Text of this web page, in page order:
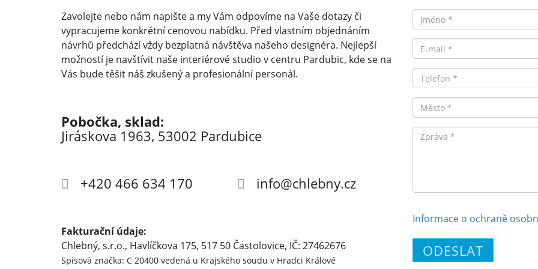
Zavolejte nebo nám napište a my Vám odpovíme na Vaše dotazy či
vypracujeme konkrétní cenovou nabídku. Před vlastním objednáním
návrhů předchází vždy bezplatná návštěva našeho designéra. Nejlepší
možností je navštívit naše interiérové studio v centru Pardubic, kde se na
Vás bude těšit náš zkušený a profesionální personál.
Pobočka, sklad:
Jiráskova 1963, 53002 Pardubice
+420 466 634 170 info@chlebny.cz
Fakturační údaje:
Chlebný, s.r.o., Havlíčkova 175, 517 50 Častolovice, IČ: 27462676
Spisová značka: C 20400 vedená u Krajského soudu v Hradci Králové
Jméno
Email
Telefon
Město
Zpráva
Informace o ochraně
ODESLAT